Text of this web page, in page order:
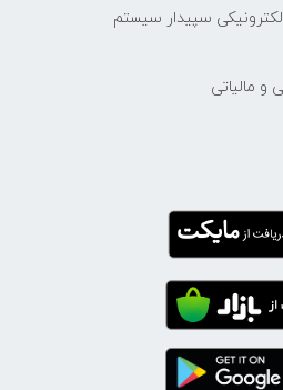
سپیدار سیستم
و مالیاتی